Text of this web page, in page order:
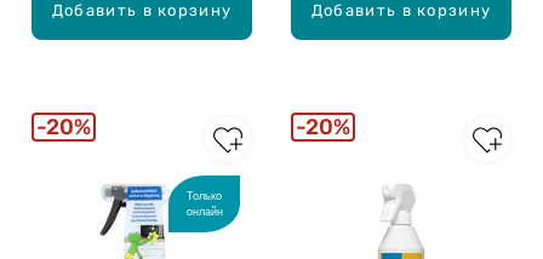
Добавить в корзину Добавить в корзину
Только
онлайн
20% 20%